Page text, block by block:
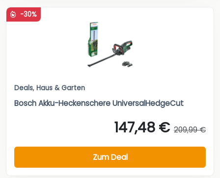
-30%
Deals, Haus & Garten
Bosch Akku-Heckenschere UniversalHedgeCut
147,48 € 209,99 €
Zum Deal